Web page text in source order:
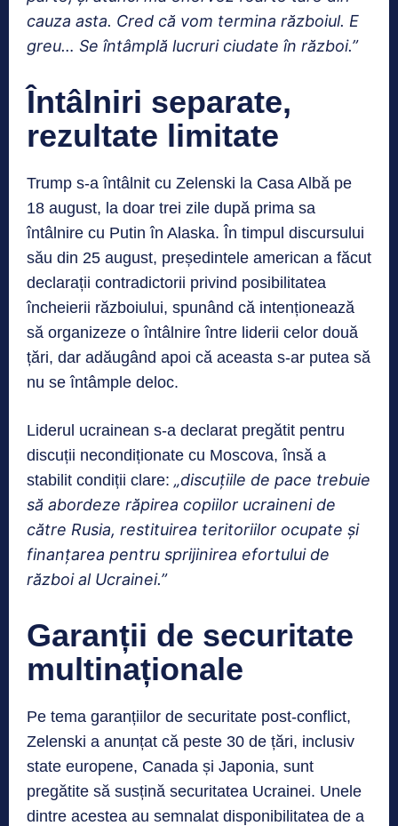
cauza asta. Cred că vom termina războiul. E
greu… Se întâmplă lucruri ciudate în război.”
Întâlniri separate,
rezultate limitate
Trump s-a întâlnit cu Zelenski la Casa Albă pe
18 august, la doar trei zile după prima sa
întâlnire cu Putin în Alaska. În timpul discursului
său din 25 august, președintele american a făcut
declarații contradictorii privind posibilitatea
încheierii războiului, spunând că intenționează
să organizeze o întâlnire între liderii celor două
țări, dar adăugând apoi că aceasta s-ar putea să
nu se întâmple deloc.
Liderul ucrainean s-a declarat pregătit pentru
discuții necondiționate cu Moscova, însă a
stabilit condiții clare: „discuțiile de pace trebuie
să abordeze răpirea copiilor ucraineni de
către Rusia, restituirea teritoriilor ocupate și
finanțarea pentru sprijinirea efortului de
război al Ucrainei.”
Garanții de securitate
multinaționale
Pe tema garanțiilor de securitate post-conflict,
Zelenski a anunțat că peste 30 de țări, inclusiv
state europene, Canada și Japonia, sunt
pregătite să susțină securitatea Ucrainei. Unele
dintre acestea au semnalat disponibilitatea de a